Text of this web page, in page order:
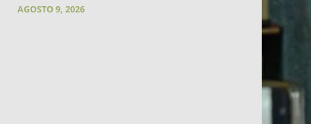
AGOSTO 9, 2026